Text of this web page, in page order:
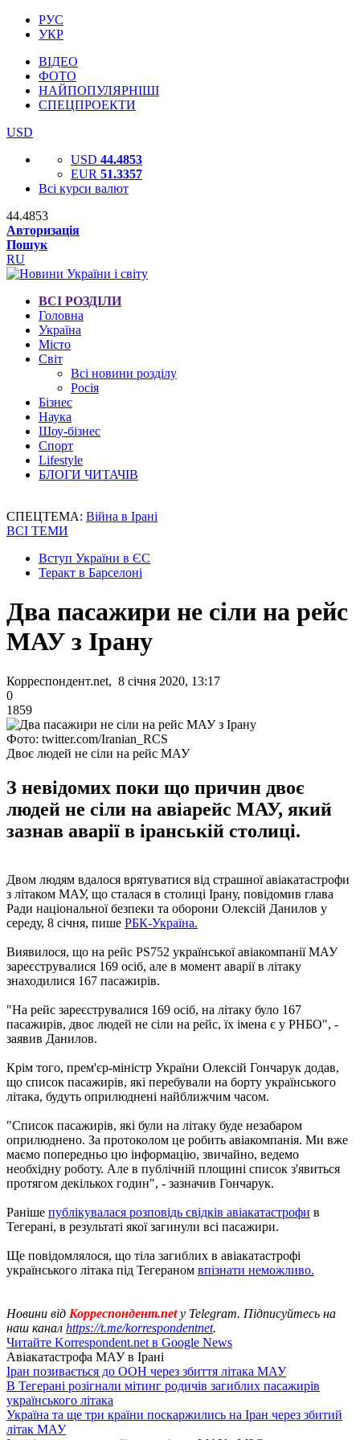
РУС
УКР
ВІДЕО
ФОТО
НАЙПОПУЛЯРНІШІ
СПЕЦПРОЕКТИ
USD
USD 44.4853
EUR 51.3357
Всі курси валют
44.4853
Авторизація
Пошук
RU
ВСІ РОЗДІЛИ
Головна
Україна
Місто
Світ
Всі новини розділу
Росія
Бізнес
Наука
Шоу-бізнес
Спорт
Lifestyle
БЛОГИ ЧИТАЧІВ
СПЕЦТЕМА: Війна в Ірані
ВСІ ТЕМИ
Вступ України в ЄС
Теракт в Барселоні
Два пасажири не сіли на рейс
МАУ з Ірану
Корреспондент.net, 8 січня 2020, 13:17
0
1859
Фото: twitter.com/Iranian_RCS
Двоє людей не сіли на рейс МАУ
З невідомих поки що причин двоє
людей не сіли на авіарейс МАУ, який
зазнав аварії в іранській столиці.
Двом людям вдалося врятуватися від страшної авіакатастрофи
з літаком МАУ, що сталася в столиці Ірану, повідомив глава
Ради національної безпеки та оборони Олексій Данилов у
середу, 8 січня, пише РБК-Україна.
Виявилося, що на рейс PS752 української авіакомпанії МАУ
зареєструвалися 169 осіб, але в момент аварії в літаку
знаходилися 167 пасажирів.
"На рейс зареєструвалися 169 осіб, на літаку було 167
пасажирів, двоє людей не сіли на рейс, їх імена є у РНБО", -
заявив Данилов.
Крім того, прем'єр-міністр України Олексій Гончарук додав,
що список пасажирів, які перебували на борту українського
літака, будуть оприлюднені найближчим часом.
"Список пасажирів, які були на літаку буде незабаром
оприлюднено. За протоколом це робить авіакомпанія. Ми вже
маємо попередньо цю інформацію, звичайно, ведемо
необхідну роботу. Але в публічній площині список з'явиться
протягом декількох годин", - зазначив Гончарук.
Раніше публікувалася розповідь свідків авіакатастрофи в
Тегерані, в результаті якої загинули всі пасажири.
Ще повідомлялося, що тіла загиблих в авіакатастрофі
українського літака під Тегераном впізнати неможливо.
Новини від Корреспондент.net у Telegram. Підписуйтесь на
наш канал https://t.me/korrespondentnet.
Читайте Korrespondent.net в Google News
Авіакатастрофа МАУ в Ірані
Іран позивається до ООН через збиття літака МАУ
В Тегерані розігнали мітинг родичів загиблих пасажирів
українського літака
Україна та ще три країни поскаржились на Іран через збитий
літак МАУ